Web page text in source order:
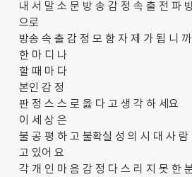
내 서 말 소 문 방 송 감 정 속 출 전 파
으로
방송 속 출 감 정 모 함 자 제 가 됩 니
한 마 디 나
할 때 마 다
본인 감 정
판 정 스 스 로 옳 다 고 생 각 하 세요
이 세 상 은
불 공 평 하 고 불확실 성 의 시 대 사
고 있어 요
각 개 인 마 음 감 정 다 스 리 지 못 한